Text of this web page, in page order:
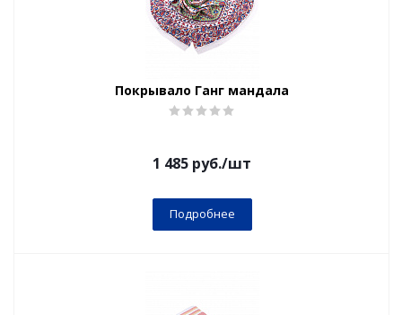
Покрывало Ганг мандала
1 485 руб./шт
Подробнее